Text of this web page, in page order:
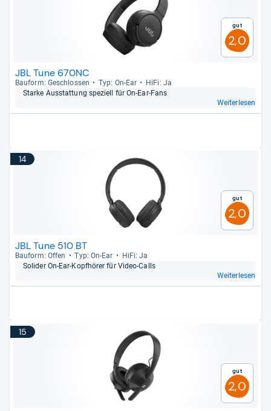
Gut
2,0
JBL Tune 670NC
Bau­form: Geschlos­sen Typ: On-​Ear
HiFi: Ja
Starke Aus­stat­tung spe­zi­ell für On-​Ear-​Fans
Weiterlesen
14
Gut
2,0
JBL Tune 510 BT
Bau­form: Offen Typ: On-​Ear
HiFi: Ja
Soli­der On-​Ear-​Kopf­hö­rer für Video-​Calls
Weiterlesen
15
Gut
2,0